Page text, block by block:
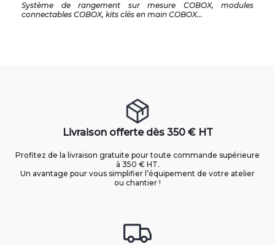
Système de rangement sur mesure COBOX, modules
connectables COBOX, kits clés en main COBOX...
Livraison offerte dès 350 € HT
Profitez de la livraison gratuite pour toute commande supérieure
à 350 € HT.
Un avantage pour vous simplifier l’équipement de votre atelier
ou chantier !